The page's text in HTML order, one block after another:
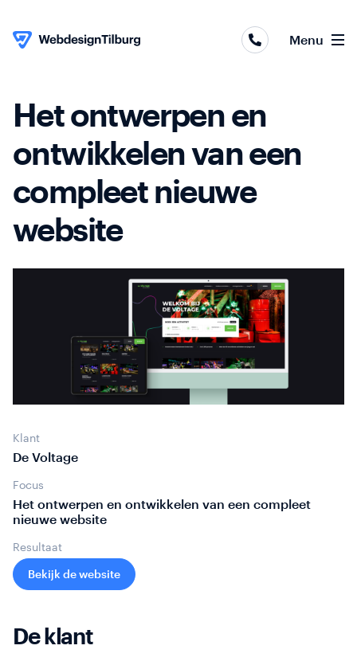
Skip to content
Menu
Websites
Online
marketing
Portfolio
ons
Webinars
Het ontwerpen en
ontwikkelen van een
compleet nieuwe
website
Klant
De Voltage
Focus
Het ontwerpen en ontwikkelen van een compleet
nieuwe website
Resultaat
Bekijk de website
De klant